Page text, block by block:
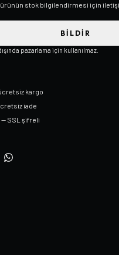
ürünün stok bilgilendirmesi için
BILDIR
pazarlama için kullanılmaz.
kargo
iade
SSL şifreli